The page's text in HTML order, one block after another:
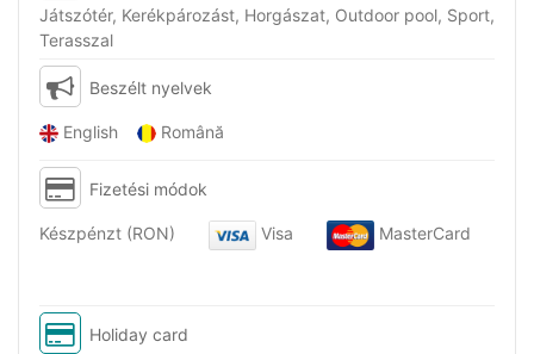
Játszótér, Kerékpározást, Horgászat, Outdoor pool, Sport,
Terasszal
Beszélt nyelvek
English Română
Fizetési módok
Készpénzt (RON) Visa MasterCard
Holiday card